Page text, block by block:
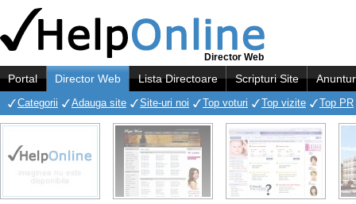
Director Web
Portal Director Web Lista Directoare Scripturi Site
Categorii Adauga site Site-uri noi Top voturi Top vizite Top PR